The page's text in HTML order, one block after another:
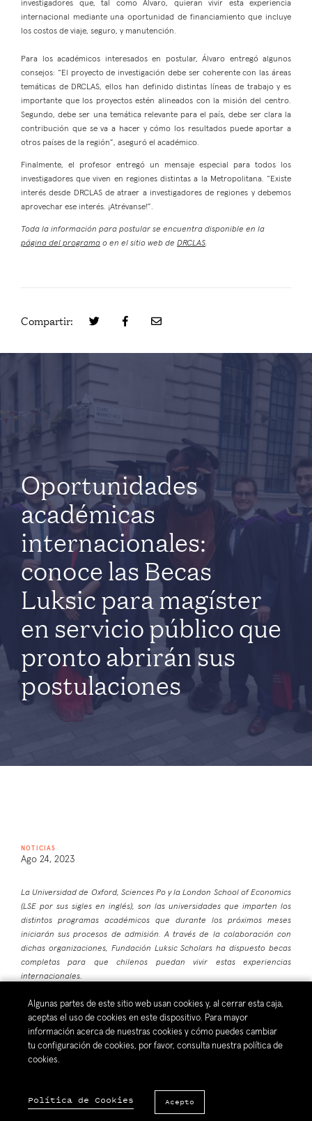
investigadores que, tal como Álvaro, quieran vivir esta experiencia
internacional mediante una oportunidad de financiamiento que incluye
los costos de viaje, seguro, y manutención.
Para los académicos interesados en postular, Álvaro entregó algunos
consejos: “El proyecto de investigación debe ser coherente con las áreas
temáticas de DRCLAS, ellos han definido distintas líneas de trabajo y es
importante que los proyectos estén alineados con la misión del centro.
Segundo, debe ser una temática relevante para el país, debe ser clara la
contribución que se va a hacer y cómo los resultados puede aportar a
otros países de la región”, aseguró el académico.
Finalmente, el profesor entregó un mensaje especial para todos los
investigadores que viven en regiones distintas a la Metropolitana. “Existe
interés desde DRCLAS de atraer a investigadores de regiones y debemos
aprovechar ese interés. ¡Atrévanse!”.
Toda la información para postular se encuentra disponible en la
página del programa o en el sitio web de DRCLAS.
Compartir:
Oportunidades
académicas
internacionales:
conoce las Becas
Luksic para magíster
en servicio público que
pronto abrirán sus
postulaciones
NOTICIAS
Ago 24, 2023
La Universidad de Oxford, Sciences Po y la London School of Economics
(LSE por sus sigles en inglés), son las universidades que imparten los
distintos programas académicos que durante los próximos meses
iniciarán sus procesos de admisión. A través de la colaboración con
dichas organizaciones, Fundación Luksic Scholars ha dispuesto becas
completas para que chilenos puedan vivir estas experiencias
internacionales.
El servicio público, y todos quienes se dedican a este ámbito, son una
pieza fundamental en la construcción de una mejor sociedad. Es
precisamente en esta área donde se abordan la mayor cantidad de
desafíos sociales y se impulsan las transformaciones que se necesitan en
un país, para promover que sus habitantes puedan alcanzar una mejor
la formación de profesionales y líderes que se dedican al servicio público
adquiere un rol más relevante que nunca.
Algunas partes de este sitio web usan cookies y, al cerrar esta caja,
aceptas el uso de cookies en este dispositivo. Para mayor
información acerca de nuestras cookies y cómo puedes cambiar
tu configuración de cookies, por favor, consulta nuestra política de
cookies.
Política de Cookies Acepto